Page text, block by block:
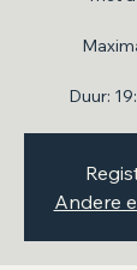
Duur:
Andere